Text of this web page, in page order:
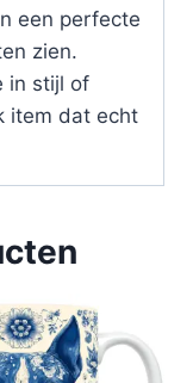
een perfecte
zien.
in stijl of
item dat echt